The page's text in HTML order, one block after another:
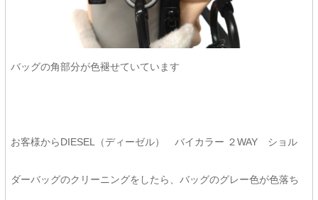
バッグの角部分が色褪せていています
お客様からDIESEL（ディーゼル） バイカラー ２WAY ショル
ダーバッグのクリーニングをしたら、バッグのグレー色が色落ち